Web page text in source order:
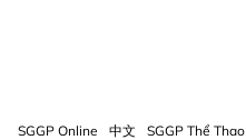
SGGP Online 中文 SGGP Thể Thao